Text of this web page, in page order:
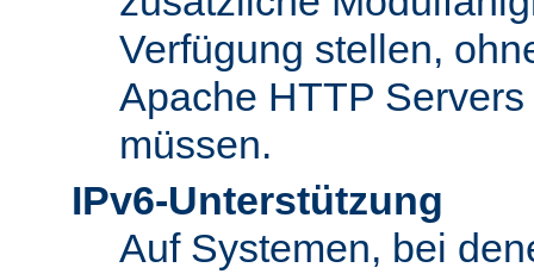
Verfügung stellen,
Apache HTTP
müssen.
IPv6-Unterstützung
Auf Systemen, bei